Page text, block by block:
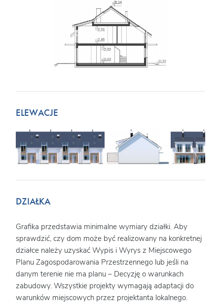
ELEWACJE
DZIAŁKA
Grafika przedstawia minimalne wymiary działki. Aby
sprawdzić, czy dom może być realizowany na konkretnej
działce należy uzyskać Wypis i Wyrys z Miejscowego
Planu Zagospodarowania Przestrzennego lub jeśli na
danym terenie nie ma planu – Decyzję o warunkach
zabudowy. Wszystkie projekty wymagają adaptacji do
warunków miejscowych przez projektanta lokalnego.